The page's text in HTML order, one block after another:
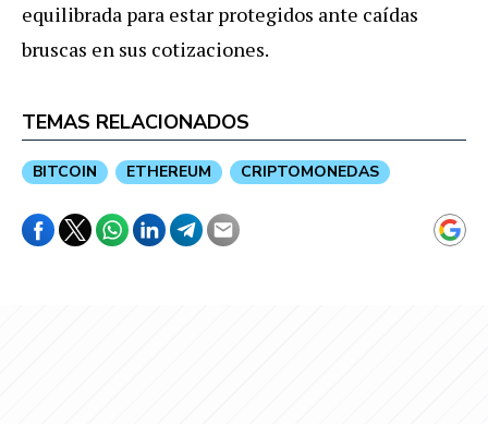
equilibrada para estar protegidos ante caídas
bruscas en sus cotizaciones.
TEMAS RELACIONADOS
BITCOIN ETHEREUM CRIPTOMONEDAS